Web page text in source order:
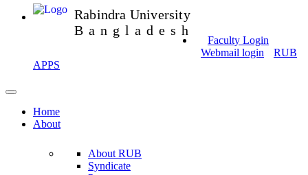
Rabindra University
Bangladesh
Faculty Login
Webmail login
RUB
APPS
Home
About
About RUB
Syndicate